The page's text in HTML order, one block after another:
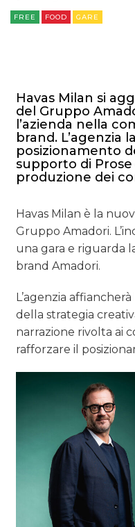
PREVISIONI/SCENARI
CASE HISTORY
OPINIONI
FREE FOOD GARE
Havas Milan si
del Gruppo
l’azienda nella
brand. L’agenzia
posizionamento
supporto di Prose
produzione dei
Havas Milan è la
Gruppo Amadori.
una gara e riguarda
brand Amadori.
L’agenzia
della strategia
narrazione rivolta ai
rafforzare il